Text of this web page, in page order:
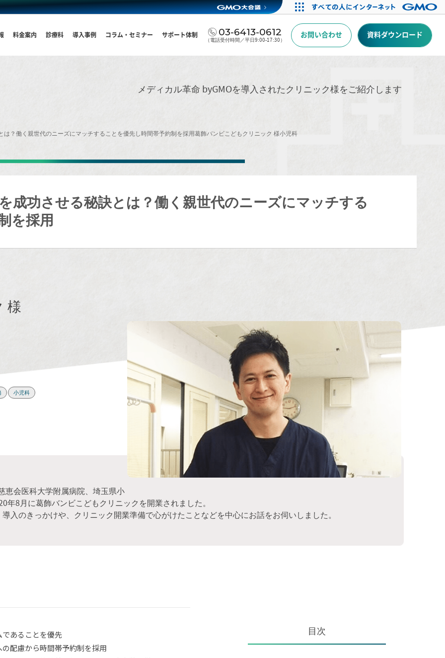
料金案内 診療科 導入事例 コラム・セミナー サポート体制 03-6413-0612
（電話受付時間／平日9:00-17:30）
お問い合わせ 資料ダウンロード
メディカル革命 byGMOを導入されたクリニック様をご紹介します
？働く親世代のニーズにマッチすることを優先し時間帯予約制を採用葛飾バンビこどもクリニック 様小児科
成功させる秘訣とは？働く親世代のニーズにマッチする
を採用
様
小児科
恵会医科大学附属病院、埼玉県小
8月に葛飾バンビこどもクリニックを開業されました。
入のきっかけや、クリニック開業準備で心がけたことなどを中心にお話をお伺いしました。
あることを優先
配慮から時間帯予約制を採用
目次